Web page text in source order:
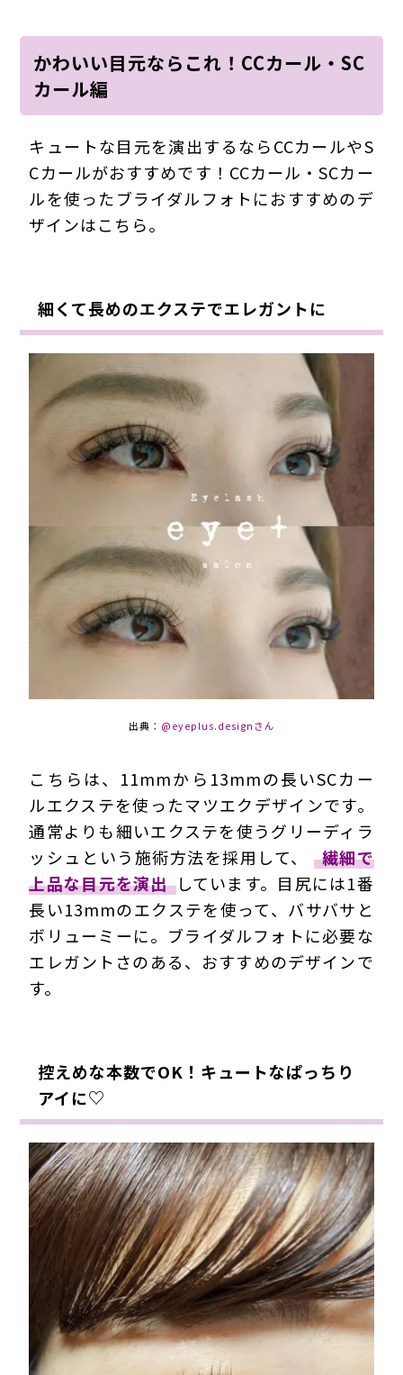
かわいい目元ならこれ！CCカール・SC
カール編
キュートな目元を演出するならCCカールやS
Cカールがおすすめです！CCカール・SCカー
ルを使ったブライダルフォトにおすすめのデ
ザインはこちら。
細くて長めのエクステでエレガントに
出典： @eyeplus.designさん
こちらは、11mmから13mmの長いSCカー
ルエクステを使ったマツエクデザインです。
通常よりも細いエクステを使うグリーディラ
ッシュという施術方法を採用して、
繊細で
上品な目元を演出 しています。目尻には1番
長い13mmのエクステを使って、バサバサと
ボリューミーに。ブライダルフォトに必要な
エレガントさのある、おすすめのデザインで
す。
控えめな本数でOK！キュートなぱっちり
アイに♡